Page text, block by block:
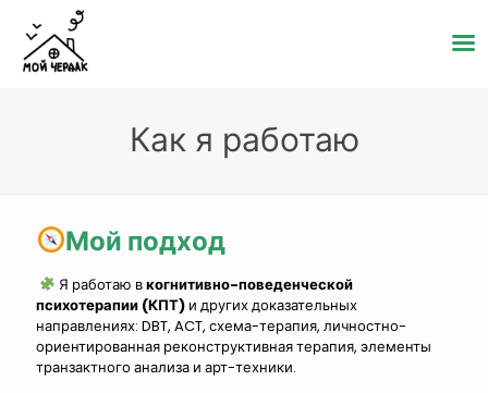
Как я работаю
Мой подход
Я работаю вкогнитивно-поведенческой
психотерапии (КПТ) и других доказательных
направлениях: DBT, ACT, схема-терапия, личностно-
ориентированная реконструктивная терапия, элементы
транзактного анализа и арт-техники.